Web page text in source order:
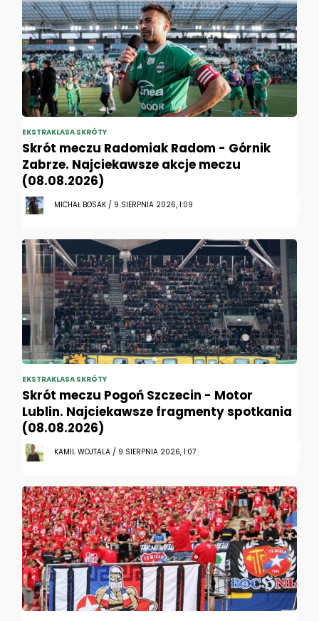
EKSTRAKLASA SKRÓTY
Skrót meczu Radomiak Radom - Górnik
Zabrze. Najciekawsze akcje meczu
(08.08.2026)
MICHAŁ BOSAK / 9 SIERPNIA 2026, 1:09
EKSTRAKLASA SKRÓTY
Skrót meczu Pogoń Szczecin - Motor
Lublin. Najciekawsze fragmenty spotkania
(08.08.2026)
KAMIL WOJTALA / 9 SIERPNIA 2026, 1:07